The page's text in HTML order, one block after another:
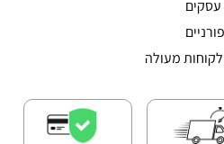
עסקים
מעולה